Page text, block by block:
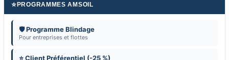
⭐PROGRAMMES AMSOIL
🛡️ Programme Blindage
Pour entreprises et flottes
⭐ Client Préférentiel (-25 %)